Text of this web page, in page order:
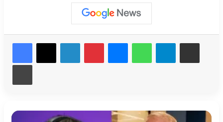
Facebook
X LinkedinPinterestMessengerWhatsAppTelegramCompartilhar via e-mail
Imprimir
Corpo
Luciano